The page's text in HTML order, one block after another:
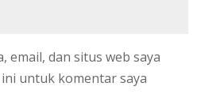
email, dan situs web saya
untuk komentar saya